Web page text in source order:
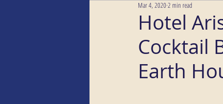
Public EventsHotel
Cocktail
Earth
Mar 4, 2020 2 min read